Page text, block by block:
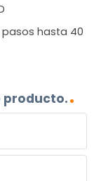
hasta 40
producto.